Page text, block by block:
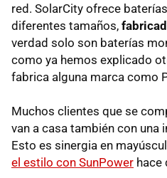
red. SolarCity ofrece
diferentes tamaños,
verdad solo son baterías
como ya hemos explicado
fabrica alguna marca como
Muchos clientes que se
van a casa también con
Esto es sinergia en
el estilo con SunPower hace